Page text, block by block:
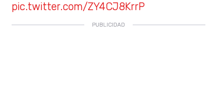
pic.twitter.com/ZY4CJ8KrrP